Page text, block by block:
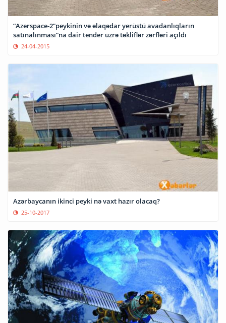
“Azerspace-2”peykinin və əlaqədar yerüstü avadanlıqların
satınalınması”na dair tender üzrə təkliflər zərfləri açıldı
24-04-2015
Azərbaycanın ikinci peyki nə vaxt hazır olacaq?
25-10-2017